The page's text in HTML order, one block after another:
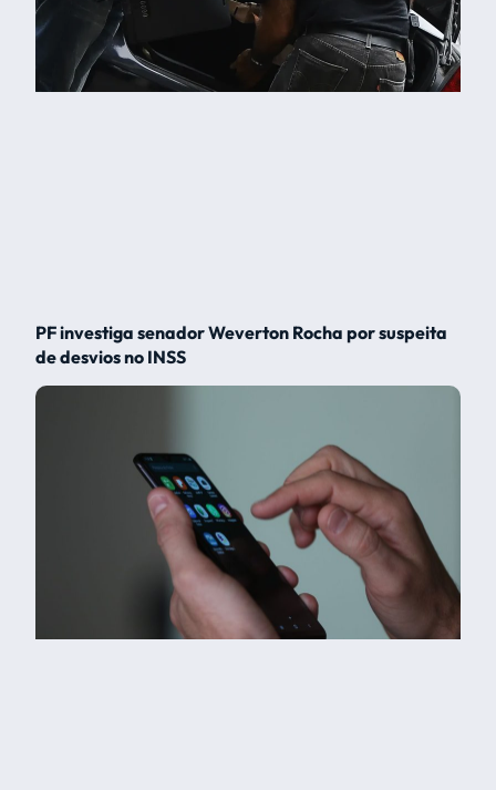
PF investiga senador Weverton Rocha por suspeita
de desvios no INSS